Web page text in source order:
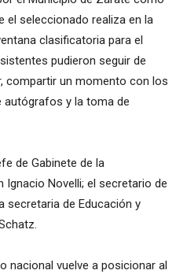
el seleccionado realiza en la
clasificatoria para el
pudieron seguir de
compartir un momento con los
autógrafos y la toma de
de Gabinete de la
Ignacio Novelli; el secretario de
secretaria de Educación y
nacional vuelve a posicionar al